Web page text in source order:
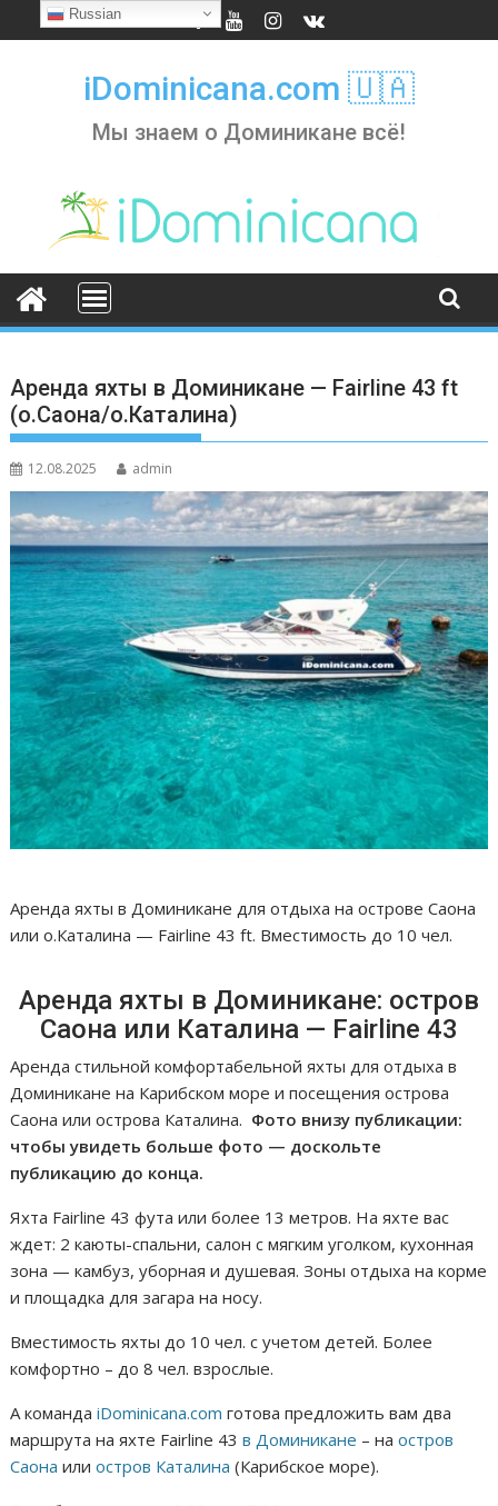
to
iDominicana.com 🇺🇦
Мы знаем о Доминикане всё!
Аренда яхты в Доминикане — Fairline 43 ft
(о.Саона/о.Каталина)
12.08.2025 admin
Аренда яхты в Доминикане для отдыха на острове Саона
или о.Каталина — Fairline 43 ft. Вместимость до 10 чел.
Аренда яхты в Доминикане: остров
Саона или Каталина — Fairline 43
Аренда стильной комфортабельной яхты для отдыха в
Доминикане на Карибском море и посещения острова
Саона или острова Каталина. Фото внизу публикации:
чтобы увидеть больше фото — доскольте
публикацию до конца.
Яхта Fairline 43 фута или более 13 метров. На яхте вас
ждет: 2 каюты-спальни, салон с мягким уголком, кухонная
зона — камбуз, уборная и душевая. Зоны отдыха на корме
и площадка для загара на носу.
Вместимость яхты до 10 чел. с учетом детей. Более
комфортно – до 8 чел. взрослые.
А командаiDominicana.com готова предложить вам два
маршрута на яхте Fairline 43в Доминикане – на остров
Саона илиостров Каталина (Карибское море).
Russian